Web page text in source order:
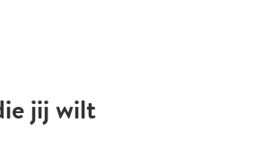
jij wilt